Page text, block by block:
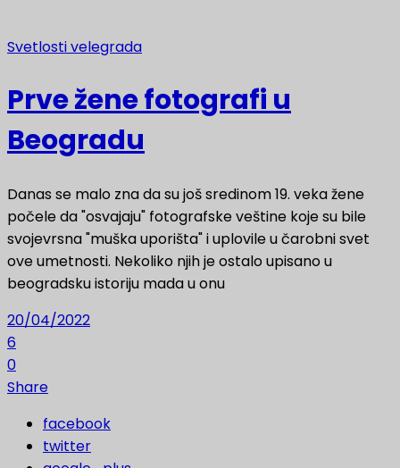
Svetlosti velegrada
Prve žene fotografi u
Beogradu
Danas se malo zna da su još sredinom 19. veka žene
počele da "osvajaju" fotografske veštine koje su bile
svojevrsna "muška uporišta" i uplovile u čarobni svet
ove umetnosti. Nekoliko njih je ostalo upisano u
beogradsku istoriju mada u onu
20/04/2022
6
0
Share
facebook
twitter